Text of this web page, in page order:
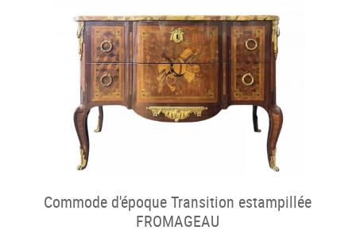
Commode d'époque Transition estampillée
FROMAGEAU